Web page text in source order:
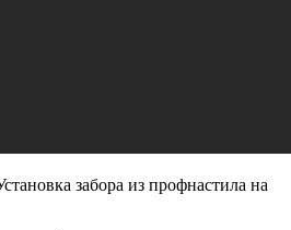
забора из профнастила на